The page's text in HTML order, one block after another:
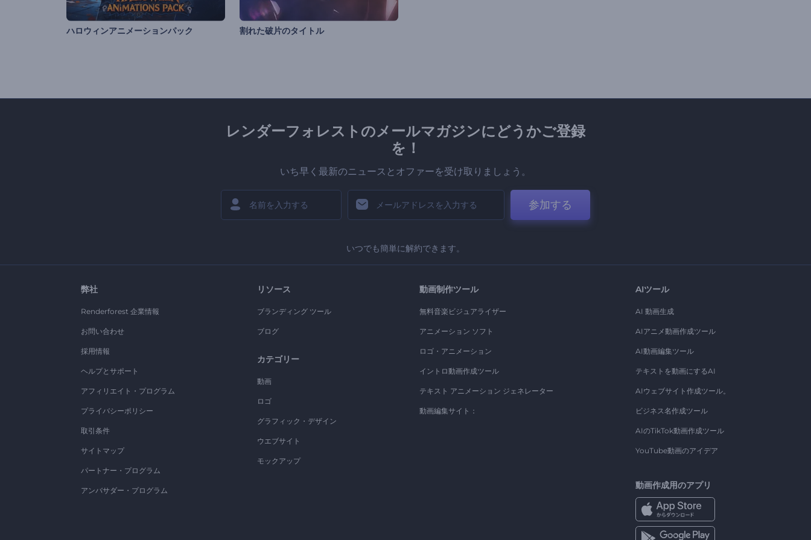
ハロウィンアニメーションパック 割れた破片のタイトル
レンダーフォレストのメールマガジンにどうかご登録
を！
いち早く最新のニュースとオファーを受け取りましょう。
参加する
いつでも簡単に解約できます。
弊社
Renderforest 企業情報
お問い合わせ
採用情報
ヘルプとサポート
アフィリエイト・プログラム
プライバシーポリシー
取引条件
サイトマップ
パートナー・プログラム
アンバサダー・プログラム
リソース
ブランディング ツール
ブログ
カテゴリー
動画
ロゴ
グラフィック・デザイン
ウエブサイト
モックアップ
動画制作ツール
無料音楽ビジュアライザー
アニメーション ソフト
ロゴ・アニメーション
イントロ動画作成ツール
テキスト アニメーション ジェネレーター
動画編集サイト：
AIツール
AI 動画生成
AIアニメ動画作成ツール
AI動画編集ツール
テキストを動画にするAI
AIウェブサイト作成ツール。
ビジネス名作成ツール
AIのTikTok動画作成ツール
YouTube動画のアイデア
動画作成用のアプリ